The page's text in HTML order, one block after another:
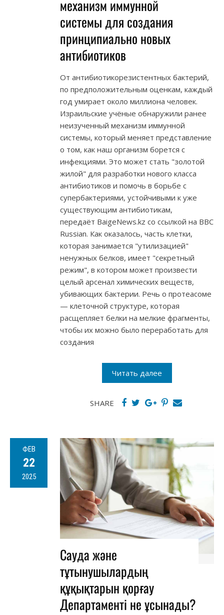
механизм иммунной
системы для создания
принципиально новых
антибиотиков
От антибиотикорезистентных бактерий,
по предположительным оценкам, каждый
год умирает около миллиона человек.
Израильские учёные обнаружили ранее
неизученный механизм иммунной
системы, который меняет представление
о том, как наш организм борется с
инфекциями. Это может стать "золотой
жилой" для разработки нового класса
антибиотиков и помочь в борьбе с
супербактериями, устойчивыми к уже
существующим антибиотикам,
передаёт BaigeNews.kz со ссылкой на BBC
Russian. Как оказалось, часть клетки,
которая занимается "утилизацией"
ненужных белков, имеет "секретный
режим", в котором может произвести
целый арсенал химических веществ,
убивающих бактерии. Речь о протеасоме
— клеточной структуре, которая
расщепляет белки на мелкие фрагменты,
чтобы их можно было переработать для
создания
Читать далее
SHARE
ФЕВ
22
2025
Сауда және
тұтынушылардың
құқықтарын қорғау
Департаменті не ұсынады?